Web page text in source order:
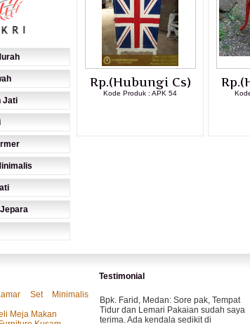
Jati
Rp.(Hubungi Cs)
Kode Produk : APK 54
Set Minimalis
Meja Makan
Testimonial
Bpk. Farid, Medan: Sore pak, Tempat
Tidur dan Lemari Pakaian sudah saya
terima. Ada kendala sedikit di